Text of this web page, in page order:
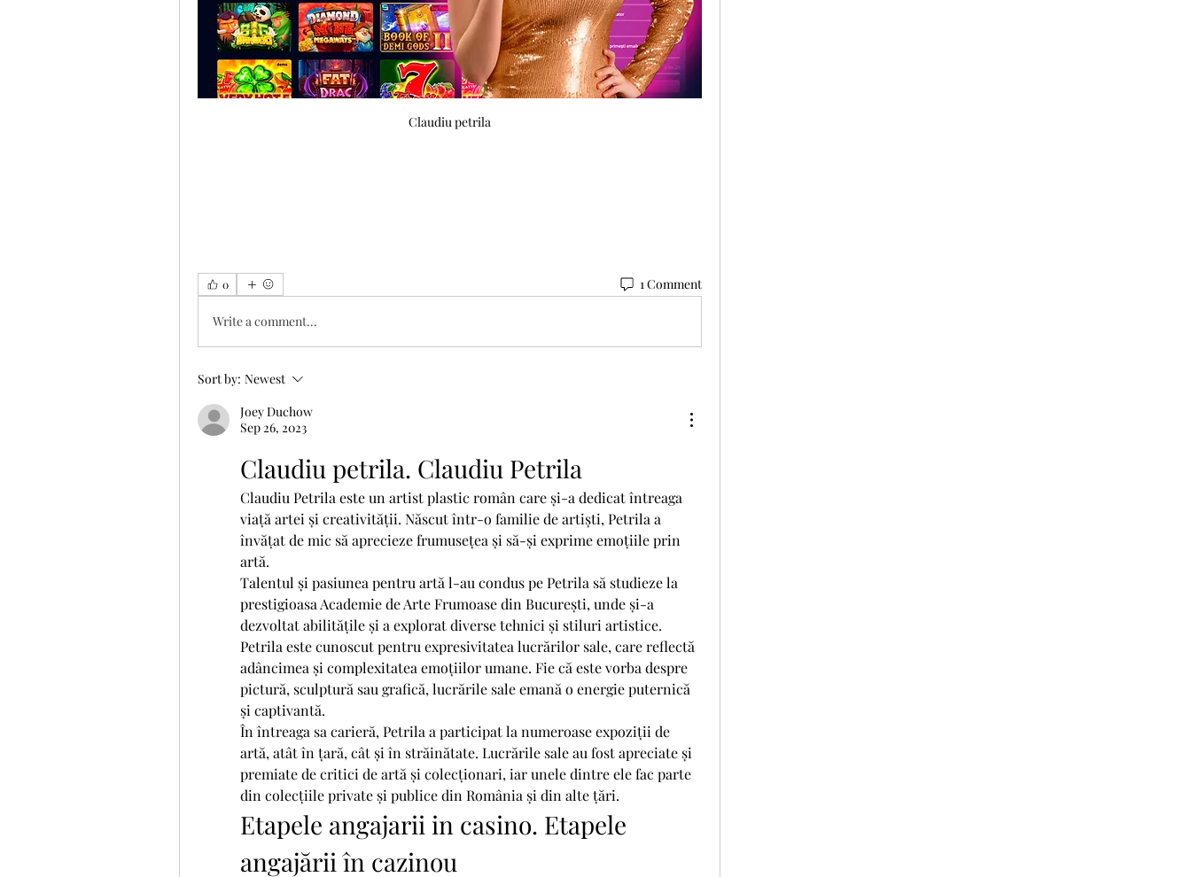
Claudiu petrila
0 1 Comment
Write a comment...
Sort by: Newest
Joey Duchow
Sep 26, 2023
Claudiu petrila. Claudiu Petrila
Claudiu Petrila este un artist plastic român care și-a dedicat întreaga
viață artei și creativității. Născut într-o familie de artiști, Petrila a
învățat de mic să aprecieze frumusețea și să-și exprime emoțiile prin
artă.
Talentul și pasiunea pentru artă l-au condus pe Petrila să studieze la
prestigioasa Academie de Arte Frumoase din București, unde și-a
dezvoltat abilitățile și a explorat diverse tehnici și stiluri artistice.
Petrila este cunoscut pentru expresivitatea lucrărilor sale, care reflectă
adâncimea și complexitatea emoțiilor umane. Fie că este vorba despre
pictură, sculptură sau grafică, lucrările sale emană o energie puternică
și captivantă.
În întreaga sa carieră, Petrila a participat la numeroase expoziții de
artă, atât în țară, cât și în străinătate. Lucrările sale au fost apreciate și
premiate de critici de artă și colecționari, iar unele dintre ele fac parte
din colecțiile private și publice din România și din alte țări.
Etapele angajarii in casino. Etapele
angajării în cazinou